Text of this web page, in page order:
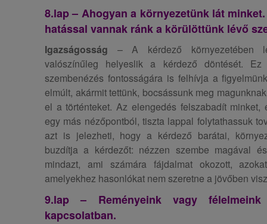
8.lap – Ahogyan a környezetünk lát
hatással vannak ránk a körülöttünk lévő
Igazságosság – A kérdező környezetében
valószínűleg helyeslik a kérdező döntését.
szembenézés fontosságára is felhívja a
elmúlt, akármit tettünk, bocsássunk meg
el a történteket. Az elengedés felszabadít minket,
egy más nézőpontból, tiszta lappal folytathassuk
azt is jelezheti, hogy a kérdező barátai,
buzdítja a kérdezőt: nézzen szembe magával
mindazt, ami számára fájdalmat okozott,
amelyekhez hasonlókat nem szeretne a jövőben
9.lap – Reményeink vagy
kapcsolatban.